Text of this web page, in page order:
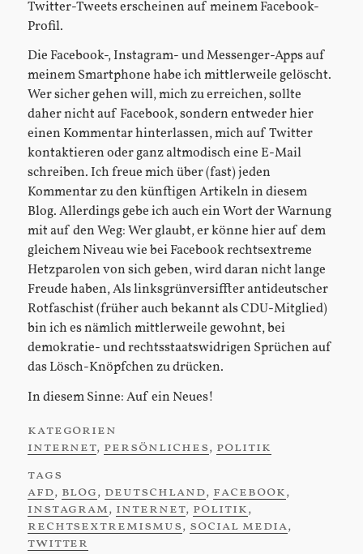
Twitter-Tweets erscheinen auf meinem Facebook-
Profil.
Die Facebook-, Instagram- und Messenger-Apps auf
meinem Smartphone habe ich mittlerweile gelöscht.
Wer sicher gehen will, mich zu erreichen, sollte
daher nicht auf Facebook, sondern entweder hier
einen Kommentar hinterlassen, mich auf Twitter
kontaktieren oder ganz altmodisch eine E-Mail
schreiben. Ich freue mich über (fast) jeden
Kommentar zu den künftigen Artikeln in diesem
Blog. Allerdings gebe ich auch ein Wort der Warnung
mit auf den Weg: Wer glaubt, er könne hier auf dem
gleichem Niveau wie bei Facebook rechtsextreme
Hetzparolen von sich geben, wird daran nicht lange
Freude haben, Als linksgrünversiffter antideutscher
Rotfaschist (früher auch bekannt als CDU-Mitglied)
bin ich es nämlich mittlerweile gewohnt, bei
demokratie- und rechtsstaatswidrigen Sprüchen auf
das Lösch-Knöpfchen zu drücken.
In diesem Sinne: Auf ein Neues!
kategorien
internet, persönliches, politik
tags
afd, blog, deutschland, facebook,
instagram, internet, politik,
rechtsextremismus, social media,
twitter